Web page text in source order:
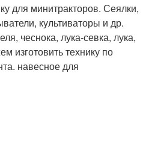
для минитракторов. Сеялки,
культиваторы и др.
чеснока, лука-севка, лука,
изготовить технику по
навесное для